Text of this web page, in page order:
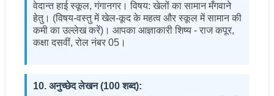
वेदान्त हाई स्कूल, गंगानगर। विषय: खेलों का सामान मँगवाने
हेतु। (विषय-वस्तु में खेल-कूद के महत्व और स्कूल में सामान की
कमी का उल्लेख करें)। आपका आज्ञाकारी शिष्य - राज कपूर,
कक्षा दसवीं, रोल नंबर 05।
10. अनुच्छेद लेखन (100 शब्द):